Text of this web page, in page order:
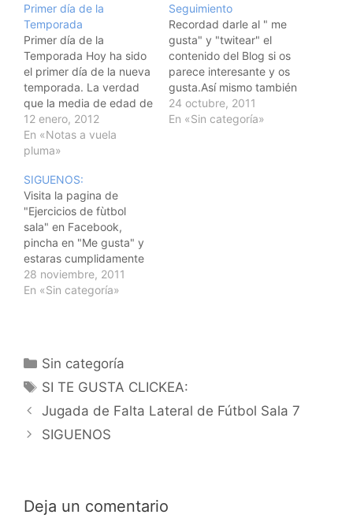
Primer día de la
Temporada
Primer día de la
Temporada Hoy ha sido
el primer día de la nueva
temporada. La verdad
que la media de edad de
la plantilla asusta un
poco pero no se, tengo
mucha esperanza. Me
joven. Es agradable ver
como te escuchan
(luego cada uno hace…
12 enero, 2012
En «Notas a vuela
pluma»
Seguimiento
Recordad darle al " me
gusta" y "twitear" el
contenido del Blog si os
parece interesante y os
gusta.Así mismo también
recordaros que estamos
en Twiter:
24 octubre, 2011
En «Sin categoría»
SIGUENOS:
Visita la pagina de
"Ejercicios de fùtbol
sala" en Facebook,
pincha en "Me gusta" y
estaras cumplidamente
informado de nuestras
novedades.Siguenos en
28 noviembre, 2011
En «Sin categoría»
Categorías
Sin categoría
Etiquetas
SI TE GUSTA CLICKEA:
Navegación
de
Jugada de Falta Lateral de Fútbol Sala 7
SIGUENOS
Deja un comentario